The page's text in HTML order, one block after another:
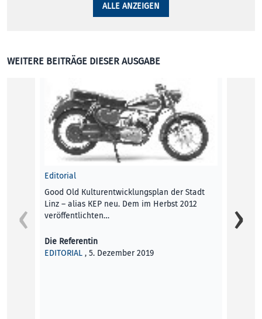
ALLE ANZEIGEN
WEITERE BEITRÄGE DIESER AUSGABE
Editorial
Good Old Kulturentwicklungsplan der Stadt
Linz – alias KEP neu. Dem im Herbst 2012
veröffentlichten…
Die Referentin
EDITORIAL , 5. Dezember 2019